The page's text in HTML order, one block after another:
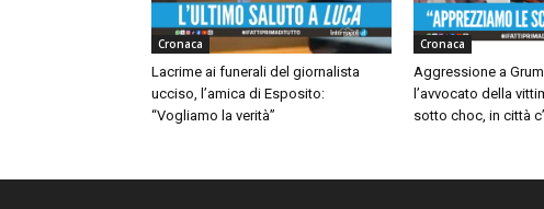
Cronaca
Lacrime ai funerali del giornalista
ucciso, l’amica di Esposito:
“Vogliamo la verità”
Cronaca
Aggressione a
l’avvocato della
sotto choc, in città